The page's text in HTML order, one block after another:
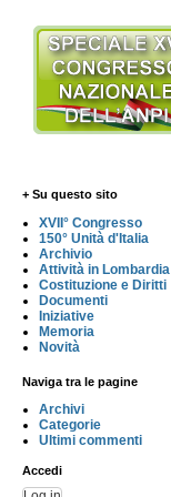
+ Su questo sito
XVII° Congresso
150° Unità d'Italia
Archivio
Attività in Lombardia
Costituzione e Diritti
Documenti
Iniziative
Memoria
Novità
Naviga tra le pagine
Archivi
Categorie
Ultimi commenti
Accedi